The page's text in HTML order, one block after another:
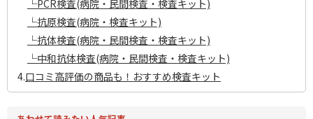
└PCR検査(病院・民間検査・検査キット)
└抗原検査(病院・検査キット)
└抗体検査(病院・民間検査・検査キット)
└中和抗体検査(病院・民間検査・検査キット)
4.口コミ高評価の商品も！おすすめ検査キット